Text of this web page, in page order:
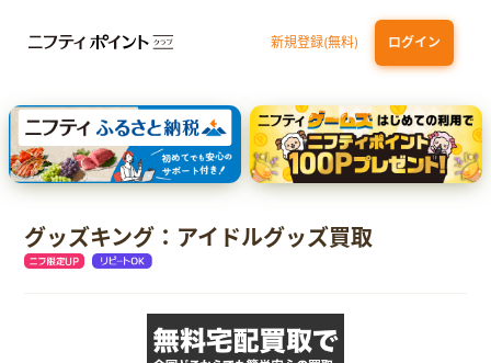
新規登録(無料) ログイン
dカード GOLD 三井住友カード ゴールド（NL）（家族カード発行）
【実質初月無料】DMM | Disney+(ディズニープラス) セットプラン
SBI証券 確定拠出年金（iDeCo）
グッズキング：アイドルグッズ買取